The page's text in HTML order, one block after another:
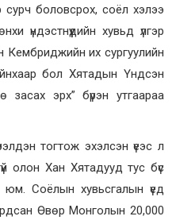
сурч боловсрох, соёл хэлээ
үндэстнүүдийн хувьд үлгэр
их сургуулийн
бол Хятадын Үндсэн
засах эрх” бүрэн утгаараа
тогтож эхэлсэн үеэс л
олон Хан Хятадууд тус бүс
Соёлын хувьсгалын үед
Өвөр Монголын 20,000